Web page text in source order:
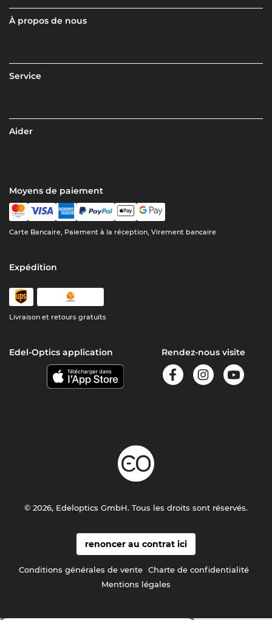
À propos de nous
Service
Aider
Moyens de paiement
Carte Bancaire, Paiement à la réception, Virement bancaire
Expédition
Livraison et retours gratuits
Edel-Optics application Rendez-nous visite
renoncer au contrat ici
Conditions générales de vente Charte de confidentialité
Mentions légales
© 2026, Edeloptics GmbH. Tous les droits sont réservés.